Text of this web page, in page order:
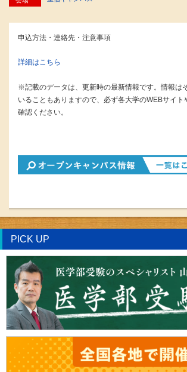
申込方法・連絡先・注意事項
詳細はこちら
※記載のデータは、更新時の最新情報です。情報は
いることもありますので、必ず各大学のWEBサイト
確認ください。
PICK UP